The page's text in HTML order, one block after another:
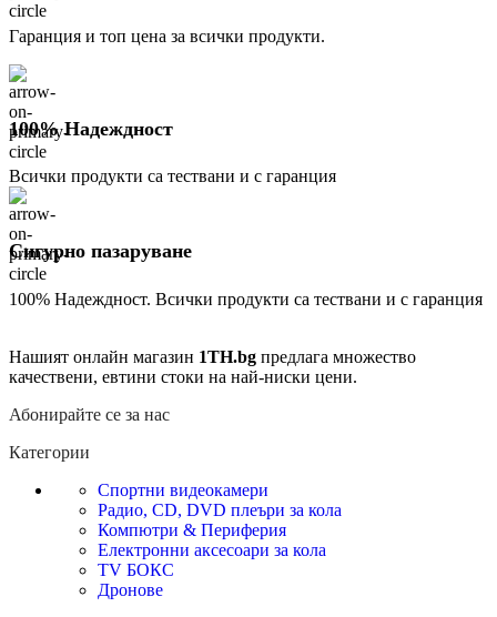
Гаранция и топ цена за всички продукти.
100% Надеждност
Всички продукти са тествани и с гаранция
Сигурно пазаруване
100% Надеждност. Всички продукти са тествани и с гаранция
Нашият онлайн магазин 1TH.bg предлага множество
качествени, евтини стоки на най-ниски цени.
Абонирайте се за нас
Категории
Спортни видеокамери
Радио, CD, DVD плеъри за кола
Компютри & Периферия
Електронни аксесоари за кола
TV БОКС
Дронове